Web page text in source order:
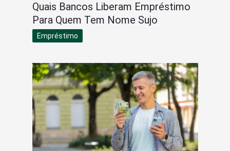
Quais Bancos Liberam Empréstimo
Para Quem Tem Nome Sujo
Empréstimo